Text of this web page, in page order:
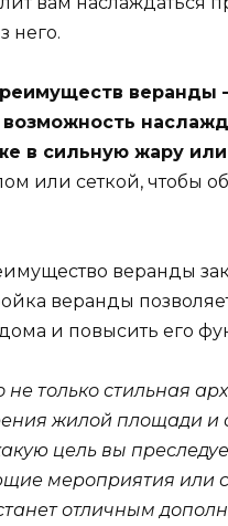
него.
веранды
в сильную жару
или сеткой, чтобы
веранды
веранды
и повысить его
только стильная
жилой площади и
цель вы
мероприятия или
отличным